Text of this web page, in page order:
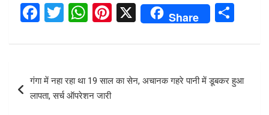
F
ce
b
o
T
tt
W
at
A
Pi
er
es
t
X Share
ar
navigation
गंगा में नहा रहा था 19 साल का सेन, अचानक गहरे पानी में डूबकर हुआ
लापता, सर्च ऑपरेशन जारी